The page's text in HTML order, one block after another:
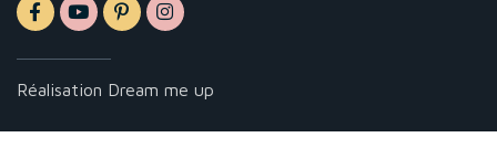
Réalisation Dream me up